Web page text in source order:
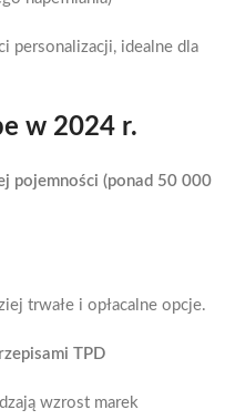
personalizacji, idealne dla
w 2024 r.
pojemności (ponad 50 000
trwałe i opłacalne opcje.
TPD
wzrost marek